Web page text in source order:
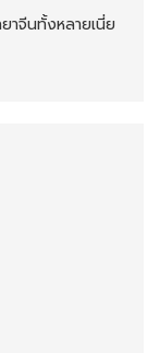
าจีนทั้งหลายเนี่ย